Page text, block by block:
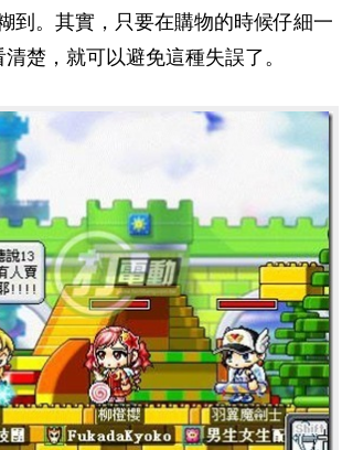
到。其實，只要在購物的時候仔細一
楚，就可以避免這種失誤了。